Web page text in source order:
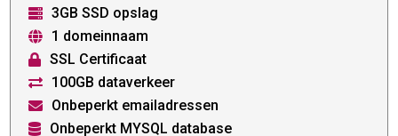
 3GB SSD opslag
 1 domeinnaam
 SSL Certificaat
 100GB dataverkeer
 Onbeperkt emailadressen
 Onbeperkt MYSQL database